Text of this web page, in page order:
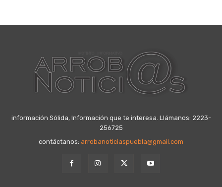
información Sólida, Información que te interesa. Llámanos: 2223-
256725
contáctanos: arrobanoticiaspuebla@gmail.com